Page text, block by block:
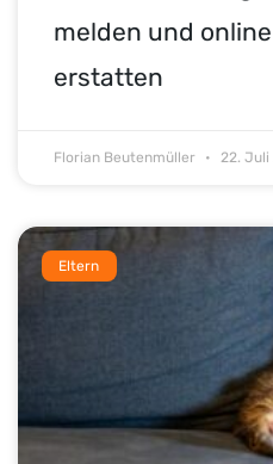
melden und
erstatten
Florian Beutenmüller 22. Juli
Eltern